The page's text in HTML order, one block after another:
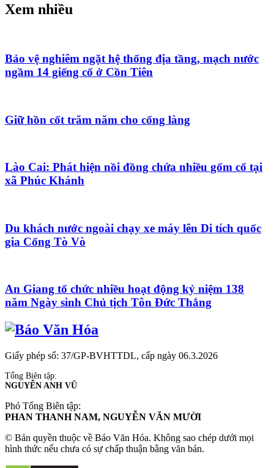
Xem nhiều
Bảo vệ nghiêm ngặt hệ thống địa tầng, mạch nước
ngầm 14 giếng cổ ở Cồn Tiên
Giữ hồn cốt trăm năm cho cổng làng
Lào Cai: Phát hiện nồi đồng chứa nhiều gốm cổ tại
xã Phúc Khánh
Du khách nước ngoài chạy xe máy lên Di tích quốc
gia Cổng Tò Vò
An Giang tổ chức nhiều hoạt động kỷ niệm 138
năm Ngày sinh Chủ tịch Tôn Đức Thắng
Giấy phép số: 37/GP-BVHTTDL, cấp ngày 06.3.2026
Tổng Biên tập:
NGUYỄN ANH VŨ
Phó Tổng Biên tập:
PHAN THANH NAM, NGUYỄN VĂN MƯỜI
© Bản quyền thuộc về Báo Văn Hóa. Không sao chép dưới mọi
hình thức nếu chưa có sự chấp thuận bằng văn bản.